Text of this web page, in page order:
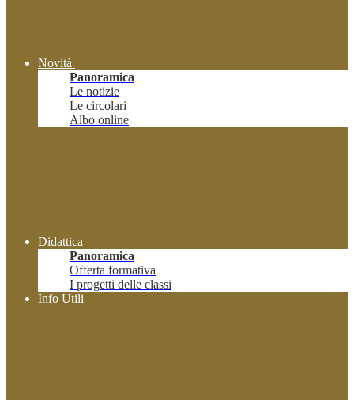
Novità
Panoramica
Le notizie
Le circolari
Albo online
Didattica
Panoramica
Offerta formativa
I progetti delle classi
Info Utili